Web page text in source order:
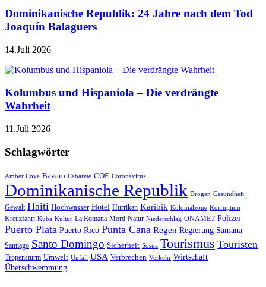
Dominikanische Republik: 24 Jahre nach dem Tod
Joaquín Balaguers
14.Juli 2026
Kolumbus und Hispaniola – Die verdrängte
Wahrheit
11.Juli 2026
Schlagwörter
Amber Cove Bavaro Cabarete COE Coronavirus
Dominikanische Republik Drogen Gesundheit
Gewalt Haiti Hochwasser Hotel Hurrikan Karibik Kolonialzone Korruption
Kreuzfahrt Kuba Kultur La Romana Mord Natur Niederschlag ONAMET Polizei
Puerto Plata Puerto Rico Punta Cana Regen Regierung Samana
Santiago Santo Domingo Sicherheit Sosua Tourismus Touristen
Tropensturm Umwelt Unfall USA Verbrechen Verkehr Wirtschaft
Überschwemmung